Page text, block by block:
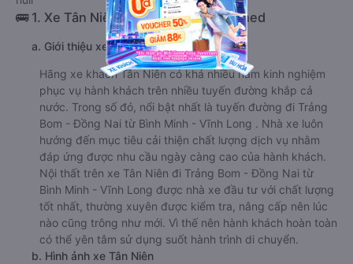
🚌 1. Xe Tân Niên khởi hành tại undefined
a. Giới thiệu xe Tân Niên
Hãng xe khách Tân Niên có khá nhiều năm kinh nghiệm
phục vụ hành khách trên nhiều tuyến đường khắp cả
nước. Trong số đó, nổi bật nhất là tuyến đường đi Trảng
Bom - Đồng Nai từ Bình Minh - Vĩnh Long . Nhà xe luôn
hướng đến mục tiêu cải thiện chất lượng dịch vụ nhằm
đáp ứng được nhu cầu ngày càng cao của hành khách.
Nội thất trên xe Tân Niên đi Trảng Bom - Đồng Nai từ
Bình Minh - Vĩnh Long được nhà xe đầu tư với chất lượng
tốt nhất, thường xuyên được kiểm tra, nâng cấp nên lúc
nào cũng trông như mới. Vì thế nên hành khách hoàn toàn
có thể yên tâm sử dụng suốt hành trình di chuyển.
b. Hình ảnh xe Tân Niên